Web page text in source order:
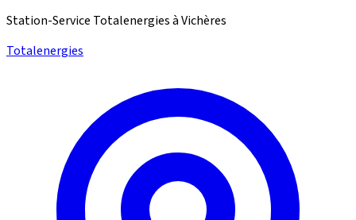
Station-Service Totalenergies à Vichères
Totalenergies